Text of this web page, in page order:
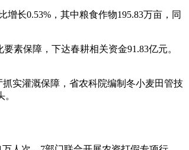
长0.53%，其中粮食作物195.83万亩，同
保障，下达春耕相关资金91.83亿元。
实灌溉保障，省农科院编制冬小麦田管技